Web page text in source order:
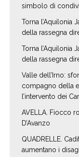
simbolo di
Torna l’Aquilonia
della rassegna
Torna l’Aquilonia
della rassegna
Valle dell’Irno:
compagno della
l’intervento dei
AVELLA. Fiocco
D’Avanzo
QUADRELLE.
aumentano i